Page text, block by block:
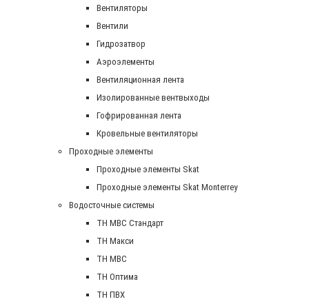
Вентиляторы
Вентили
Гидрозатвор
Аэроэлементы
Вентиляционная лента
Изолированные вентвыходы
Гофрированная лента
Кровельные вентиляторы
Проходные элементы
Проходные элементы Skat
Проходные элементы Skat Monterrey
Водосточные системы
TH MBC Стандарт
TH Макси
TH МВС
TH Оптима
TH ПВХ